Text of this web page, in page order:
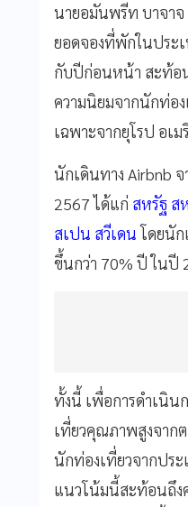
นายอมันพรีท บาจาจ
ยอดจองที่พักในประ
กับปีก่อนหน้า สะท้อน
ความนิยมจากนักท่อ
เฉพาะจากยุโรป อเ
นักเดินทาง Airbnb
2567 ได้แก่ สหรัฐ ส
สเปน สวีเดนโดยนัก
ขึ้นกว่า 70% ปี ในปี
ทั้งนี้ เพื่อการดำเนิน
เที่ยวคุณภาพสูงจาก
นักท่องเที่ยวจากปร
แนวโน้มนี้สะท้อนถึง